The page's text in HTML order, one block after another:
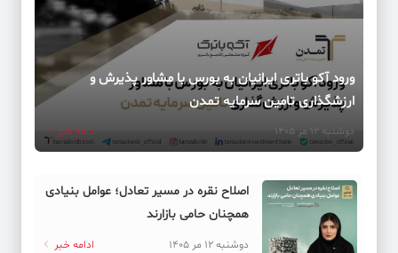
ورود آکو باتری ایرانیان به بورس با مشاور پذیرش و
ارزشگذاری تامین سرمایه تمدن
دوشنبه 12 مر 1405 ادامه خبر
اصلاح نقره در مسیر تعادل؛ عوامل بنیادی
همچنان حامی بازارند
دوشنبه 12 مر 1405 ادامه خبر